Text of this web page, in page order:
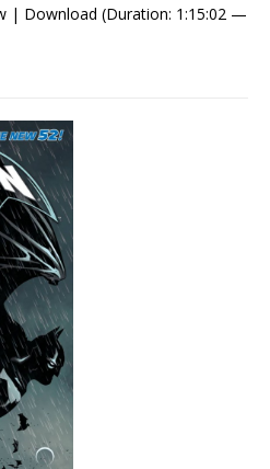
| Download (Duration: 1:15:02 —